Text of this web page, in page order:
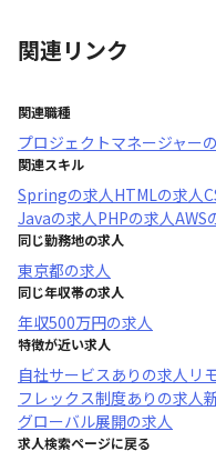
関連リンク
関連職種
プロジェクトマネージャー
関連スキル
Springの求人HTMLの求人
Javaの求人PHPの求人AWS
同じ勤務地の求人
東京都の求人
同じ年収帯の求人
年収500万円の求人
特徴が近い求人
自社サービスあり の求人 リ
フレックス制度あり の求人
グローバル展開の求人
求人検索ページに戻る